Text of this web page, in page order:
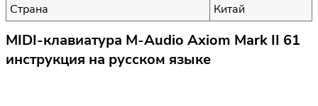
Страна
Китай
MIDI-клавиатура M-Audio Axiom Mark II 61
инструкция на русском языке